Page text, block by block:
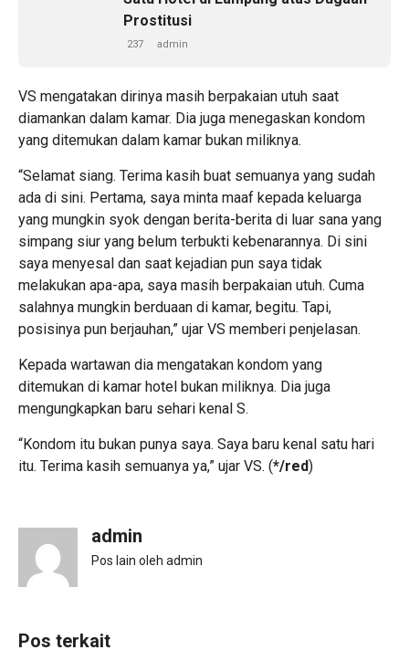
Prostitusi
237 admin
VS mengatakan dirinya masih berpakaian utuh saat
diamankan dalam kamar. Dia juga menegaskan kondom
yang ditemukan dalam kamar bukan miliknya.
“Selamat siang. Terima kasih buat semuanya yang sudah
ada di sini. Pertama, saya minta maaf kepada keluarga
yang mungkin syok dengan berita-berita di luar sana yang
simpang siur yang belum terbukti kebenarannya. Di sini
saya menyesal dan saat kejadian pun saya tidak
melakukan apa-apa, saya masih berpakaian utuh. Cuma
salahnya mungkin berduaan di kamar, begitu. Tapi,
posisinya pun berjauhan,” ujar VS memberi penjelasan.
Kepada wartawan dia mengatakan kondom yang
ditemukan di kamar hotel bukan miliknya. Dia juga
mengungkapkan baru sehari kenal S.
“Kondom itu bukan punya saya. Saya baru kenal satu hari
itu. Terima kasih semuanya ya,” ujar VS. (*/red)
admin
Pos lain oleh admin
Pos terkait